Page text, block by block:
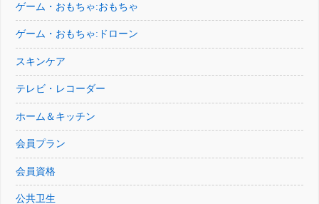
ゲーム・おもちゃ:おもちゃ
ゲーム・おもちゃ:ドローン
スキンケア
テレビ・レコーダー
ホーム＆キッチン
会員プラン
会員資格
公共卫生